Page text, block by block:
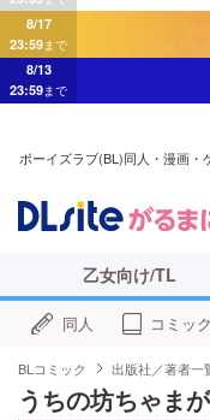
8/17
23:59まで
8/13
23:59
ボーイズラブ(BL)同人・漫画・
乙女向け/TL
同人 コミック
BLコミック 出版社／著者一
うちの坊ちゃま